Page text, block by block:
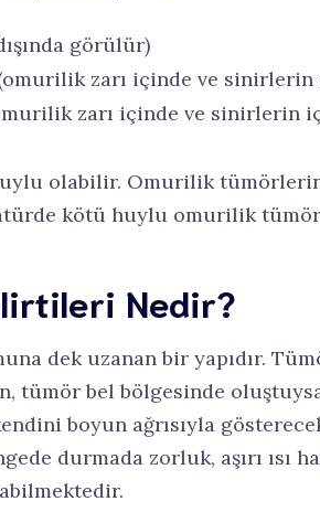
görülür)
zarı içinde ve sinirlerin
zarı içinde ve sinirlerin
olabilir. Omurilik
kötü huylu omurilik
Nedir?
dek uzanan bir yapıdır.
tümör bel bölgesinde
boyun ağrısıyla
durmada zorluk, aşırı ısı